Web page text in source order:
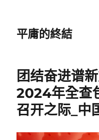
平庸的終結
团结奋进谱
2024年全查
召开之际_中